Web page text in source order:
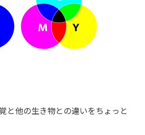
と他の生き物との違いをちょっと